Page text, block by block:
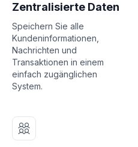
Zentralisierte Daten
Speichern Sie alle
Kundeninformationen,
Nachrichten und
Transaktionen in einem
einfach zugänglichen
System.